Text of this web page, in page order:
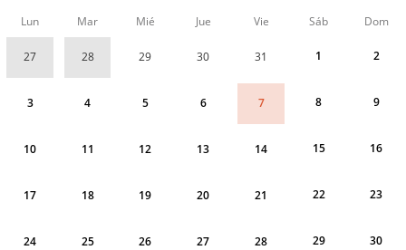
Calendario
correspondiente
Lun Mar Mié Jue Vie Sáb Dom
27 28 29 30 31 1 2
3 4 5 6 7 8 9
10 11 12 13 14 15 16
17 18 19 20 21 22 23
24 25 26 27 28 29 30